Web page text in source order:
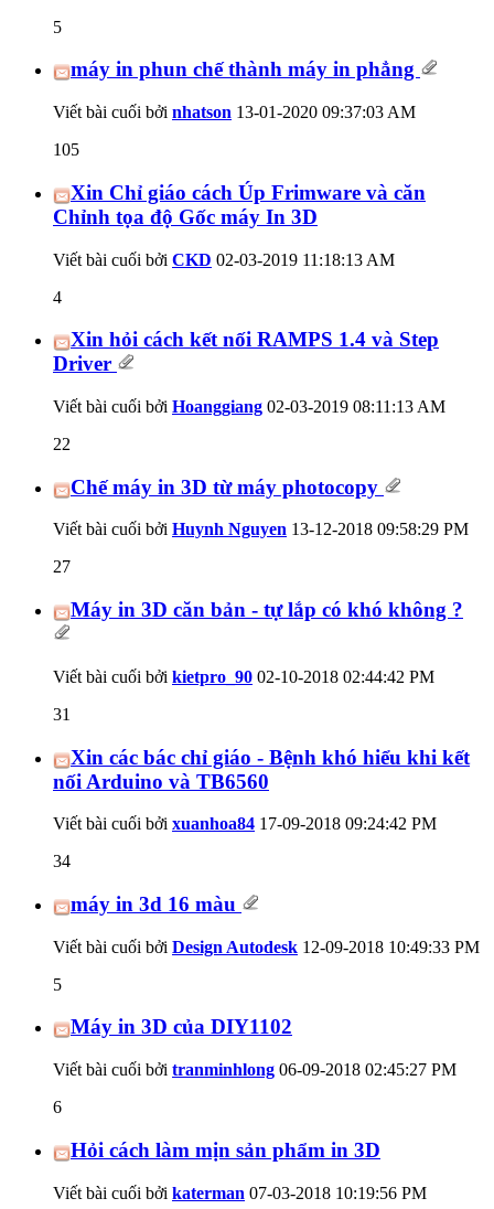
5
máy in phun chế thành máy in phẳng
Viết bài cuối bởi nhatson 13-01-2020 09:37:03 AM
105
Xin Chỉ giáo cách Úp Frimware và căn
Chỉnh tọa độ Gốc máy In 3D
Viết bài cuối bởi CKD 02-03-2019 11:18:13 AM
4
Xin hỏi cách kết nối RAMPS 1.4 và Step
Driver
Viết bài cuối bởi Hoanggiang 02-03-2019 08:11:13 AM
22
Chế máy in 3D từ máy photocopy
Viết bài cuối bởi Huynh Nguyen 13-12-2018 09:58:29 PM
27
Máy in 3D căn bản - tự lắp có khó không ?
Viết bài cuối bởi kietpro_90 02-10-2018 02:44:42 PM
31
Xin các bác chỉ giáo - Bệnh khó hiểu khi kết
nối Arduino và TB6560
Viết bài cuối bởi xuanhoa84 17-09-2018 09:24:42 PM
34
máy in 3d 16 màu
Viết bài cuối bởi Design Autodesk 12-09-2018 10:49:33 PM
5
Máy in 3D của DIY1102
Viết bài cuối bởi tranminhlong 06-09-2018 02:45:27 PM
6
Hỏi cách làm mịn sản phẩm in 3D
Viết bài cuối bởi katerman 07-03-2018 10:19:56 PM